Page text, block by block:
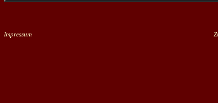
Impressum